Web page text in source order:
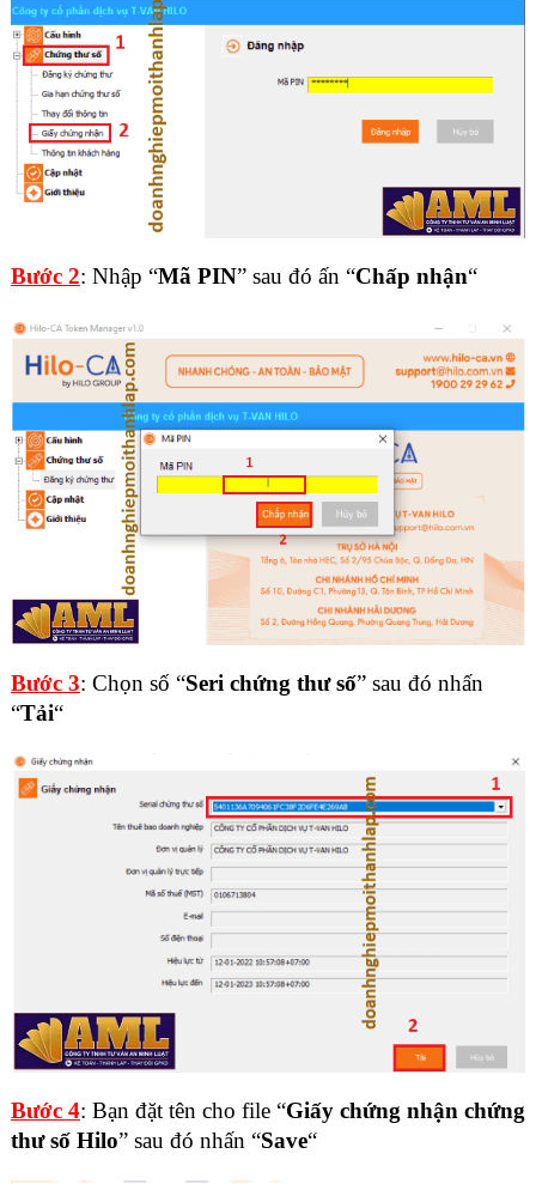
Bước 2: Nhập “Mã PIN” sau đó ấn “Chấp nhận“
Bước 3: Chọn số “Seri chứng thư số” sau đó nhấn
“Tải“
Bước 4: Bạn đặt tên cho file “Giấy chứng nhận chứng
thư số Hilo” sau đó nhấn “Save“